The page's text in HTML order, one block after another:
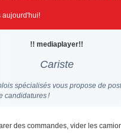
aujourd'hui!
!! mediaplayer!!
Cariste
spécialisés vous propose de
candidatures !
des commandes, vider les